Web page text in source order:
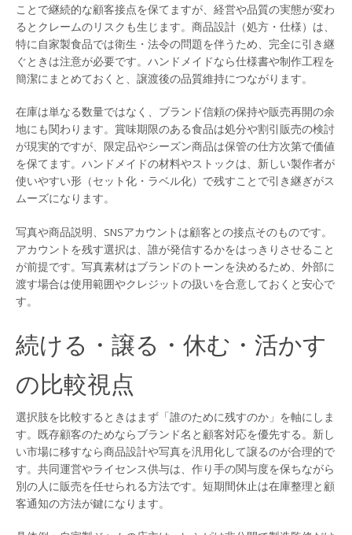
ことで継続的な顧客接点を保てますが、経営や品質の実態が変わ
るとクレームのリスクも生じます。商品設計（処方・仕様）は、
特に自家製食品では衛生・法令の問題を伴うため、完全に引き継
ぐときは注意が必要です。ハンドメイドなら仕様書や制作工程を
簡潔にまとめておくと、譲渡後の品質維持につながります。
在庫は単なる数量ではなく、ブランド信頼の保持や販売再開の余
地にも関わります。賞味期限のある食品は処分や割引販売の検討
が現実的ですが、限定品やシーズン商品は保管の仕方次第で価値
を保てます。ハンドメイドの材料やストックは、新しい製作者が
使いやすい形（セット化・ラベル化）で残すことで引き継ぎがス
ムーズになります。
写真や商品説明、SNSアカウントは顧客との接点そのものです。
アカウントを残す選択は、誰が発信するかをはっきりさせること
が前提です。写真素材はブランドのトーンを決めるため、外部に
渡す場合は使用範囲やクレジットの扱いを合意しておくと安心で
す。
続ける・譲る・休む・活かす
の比較視点
選択肢を比較するときはまず「誰のために残すのか」を軸にしま
す。既存顧客のためならブランド名と顧客対応を優先する。新し
い市場に移すなら商品設計や写真を汎用化して譲るのが合理的で
す。共同運営やライセンス供与は、作り手の関与度を保ちながら
別の人に販売を任せられる方法です。短期間休止は在庫整理と顧
客通知の方法が鍵になります。